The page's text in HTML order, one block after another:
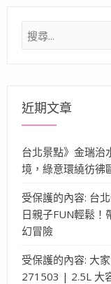
搜
尋
近期文章
台北景點》金瑞
境，綠意環繞彷彿
受保護的內容: 台
日親子FUN輕鬆！
幻冒險
受保護的內容: 大
271503 | 2.5L 大